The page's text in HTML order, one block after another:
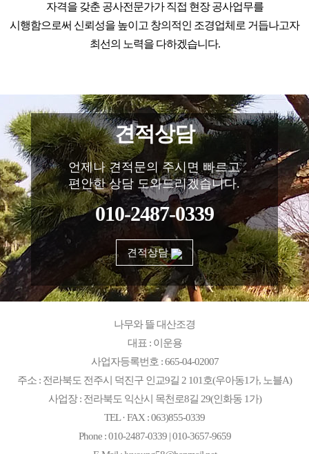
자격을 갖춘 공사전문가가 직접 현장 공사업무를
시행함으로써 신뢰성을 높이고 창의적인 조경업체로 거듭나고자
최선의 노력을 다하겠습니다.
견적상담
언제나 견적문의 주시면 빠르고
편안한 상담 도와드리겠습니다.
010-2487-0339
견적상담
나무와 뜰 대산조경
대표 : 이운용
사업자등록번호 : 665-04-02007
주소 : 전라북도 전주시 덕진구 인교9길 2 101호(우아동1가, 노블A)
사업장 : 전라북도 익산시 목천로8길 29(인화동 1가)
TEL · FAX : 063)855-0339
Phone : 010-2487-0339 | 010-3657-9659